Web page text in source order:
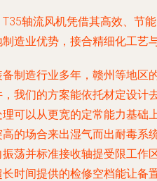
轴流风机凭借其高效、节
造业优势，接合精细化工艺
制造行业多年，赣州等地区
我们的方案能依托材定设计
可以从更宽的定常能力基础
的场合来出湿气而出耐毒系
荡并标准接收轴提受限工作
时间提供的检修空档能让备